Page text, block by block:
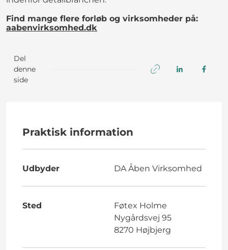
Find mange flere forløb og virksomheder på:
aabenvirksomhed.dk
Del
denne
side
Praktisk information
Udbyder DA Åben Virksomhed
Sted
Føtex Holme
Nygårdsvej 95
8270 Højbjerg